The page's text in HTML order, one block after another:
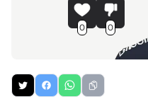
0 0